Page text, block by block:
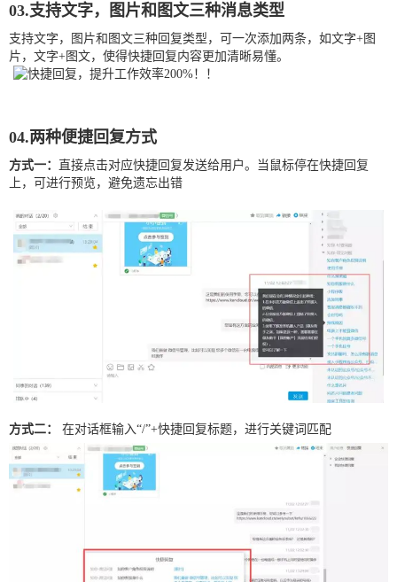
03.支持文字，图片和图文三种消息类型
支持文字，图片和图文三种回复类型，可一次添加两条，如文字+图
片，文字+图文，使得快捷回复内容更加清晰易懂。
04.两种便捷回复方式
方式一：
直接点击对应快捷回复发送给用户。当鼠标停在快捷回复
上，可进行预览，避免遗忘出错
方式二： 在对话框输入“/”+快捷回复标题，进行关键词匹配